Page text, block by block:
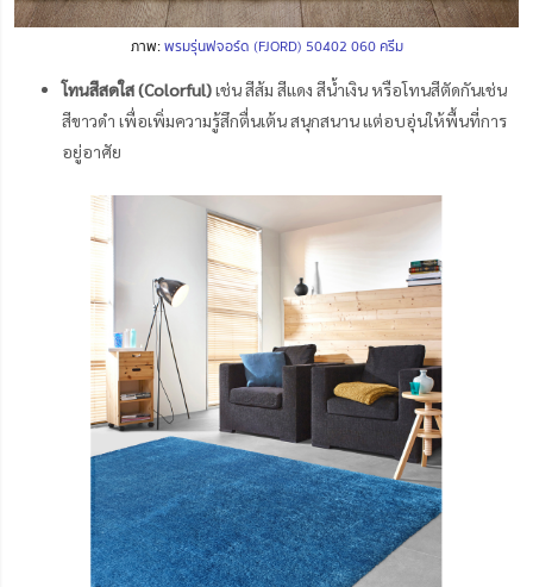
ภาพ:พรมรุ่นฟจอร์ด (FJORD) 50402 060 ครีม
โทนสีสดใส (Colorful)เช่น สีส้ม สีแดง สีน้ำเงิน หรือโทนสีตัดกันเช่น
สีขาวดำ เพื่อเพิ่มความรู้สึกตื่นเต้น สนุกสนาน แต่อบอุ่นให้พื้นที่การ
อยู่อาศัย